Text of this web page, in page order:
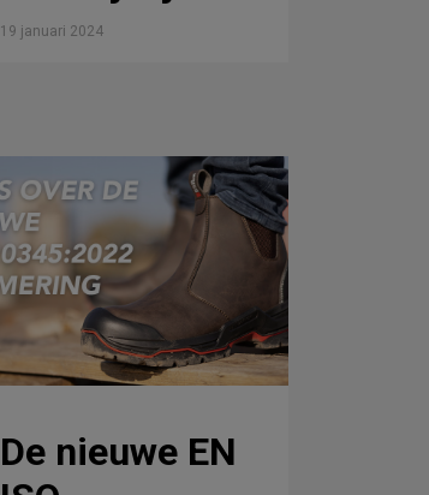
19 januari 2024
De nieuwe EN